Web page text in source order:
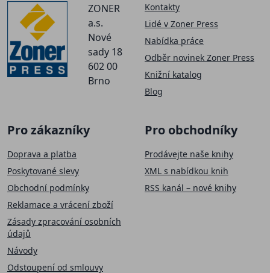
ZONER
a.s.
Nové
sady 18
602 00
Brno
Kontakty
Lidé v Zoner Press
Nabídka práce
Odběr novinek Zoner Press
Knižní katalog
Blog
Pro zákazníky
Doprava a platba
Poskytované slevy
Obchodní podmínky
Reklamace a vrácení zboží
Zásady zpracování osobních
údajů
Návody
Odstoupení od smlouvy
Pro obchodníky
Prodávejte naše knihy
XML s nabídkou knih
RSS kanál – nové knihy